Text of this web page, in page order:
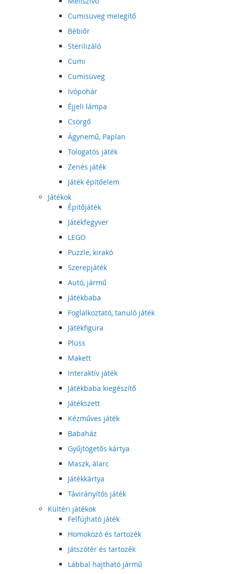
Cumisüveg melegítő
Bébiőr
Sterilizáló
Cumi
Cumisüveg
Ivópohár
Éjjeli lámpa
Csörgő
Ágynemű, Paplan
Tologatós játék
Zenés játék
Játék építőelem
Játékok
Épitőjáték
Játékfegyver
LEGO
Puzzle, kirakó
Szerepjáték
Autó, jármű
Játékbaba
Foglalkoztató, tanuló játék
Játékfigura
Plüss
Makett
Interaktív játék
Játékbaba kiegészítő
Játékszett
Kézműves játék
Babaház
Gyűjtögetős kártya
Maszk, álarc
Játékkártya
Távirányítós játék
Kültéri játékok
Felfújható játék
Homokozó és tartozék
Játszótér és tartozék
Lábbal hajtható jármű